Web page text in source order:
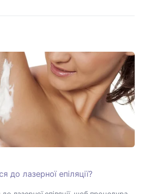
до лазерної епіляції?